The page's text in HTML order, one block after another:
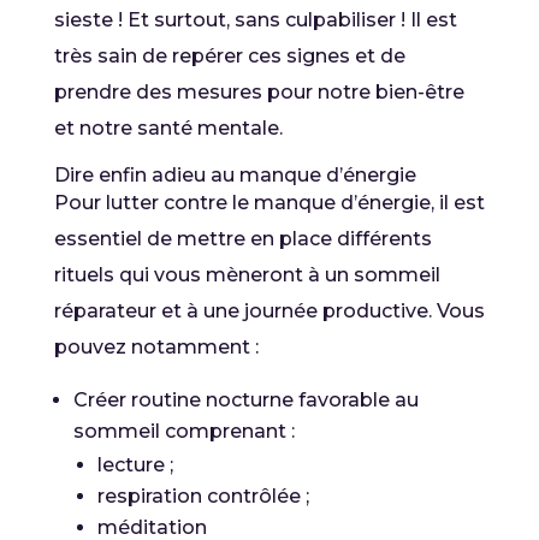
sieste ! Et surtout, sans culpabiliser ! Il est
très sain de repérer ces signes et de
prendre des mesures pour notre bien-être
et notre santé mentale.
Dire enfin adieu au manque d’énergie
Pour lutter contre le manque d’énergie, il est
essentiel de mettre en place différents
rituels qui vous mèneront à un sommeil
réparateur et à une journée productive. Vous
pouvez notamment :
Créer routine nocturne favorable au
sommeil comprenant :
lecture ;
respiration contrôlée ;
méditation